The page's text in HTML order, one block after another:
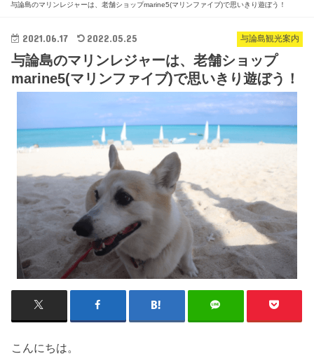
与論島のマリンレジャーは、老舗ショップmarine5(マリンファイブ)で思いきり遊ぼう！
与論島観光案内
2021.06.17 2022.05.25
与論島のマリンレジャーは、老舗ショップ
marine5(マリンファイブ)で思いきり遊ぼう！
こんにちは。